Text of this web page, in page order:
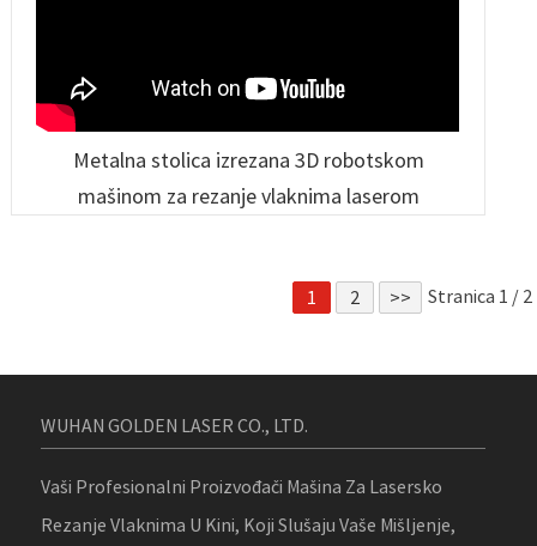
Metalna stolica izrezana 3D robotskom
mašinom za rezanje vlaknima laserom
1 2 >> Stranica 1 / 2
WUHAN GOLDEN LASER CO., LTD.
Vaši Profesionalni Proizvođači Mašina Za Lasersko
Rezanje Vlaknima U Kini, Koji Slušaju Vaše Mišljenje,